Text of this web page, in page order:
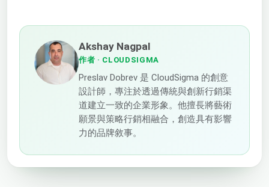
Akshay Nagpal
作者 · CLOUDSIGMA
Preslav Dobrev 是 CloudSigma 的創意
設計師，專注於透過傳統與創新行銷渠
道建立一致的企業形象。他擅長將藝術
願景與策略行銷相融合，創造具有影響
力的品牌敘事。